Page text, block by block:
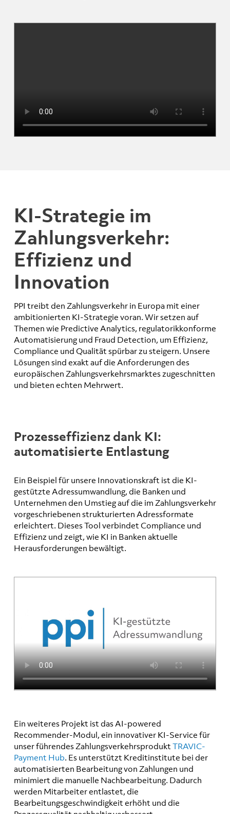
KI-Strategie im
Zahlungsverkehr:
Effizienz und
Innovation
PPI treibt den Zahlungsverkehr in Europa mit einer
ambitionierten KI-Strategie voran. Wir setzen auf
Themen wie Predictive Analytics, regulatorikkonforme
Automatisierung und Fraud Detection, um Effizienz,
Compliance und Qualität spürbar zu steigern. Unsere
Lösungen sind exakt auf die Anforderungen des
europäischen Zahlungsverkehrsmarktes zugeschnitten
und bieten echten Mehrwert.
Prozesseffizienz dank KI:
automatisierte Entlastung
Ein Beispiel für unsere Innovationskraft ist die KI-
gestützte Adressumwandlung, die Banken und
Unternehmen den Umstieg auf die im Zahlungsverkehr
vorgeschriebenen strukturierten Adressformate
erleichtert. Dieses Tool verbindet Compliance und
Effizienz und zeigt, wie KI in Banken aktuelle
Herausforderungen bewältigt.
Ein weiteres Projekt ist das AI-powered
Recommender-Modul, ein innovativer KI-Service für
unser führendes Zahlungsverkehrsprodukt TRAVIC-
Payment Hub. Es unterstützt Kreditinstitute bei der
automatisierten Bearbeitung von Zahlungen und
minimiert die manuelle Nachbearbeitung. Dadurch
werden Mitarbeiter entlastet, die
Bearbeitungsgeschwindigkeit erhöht und die